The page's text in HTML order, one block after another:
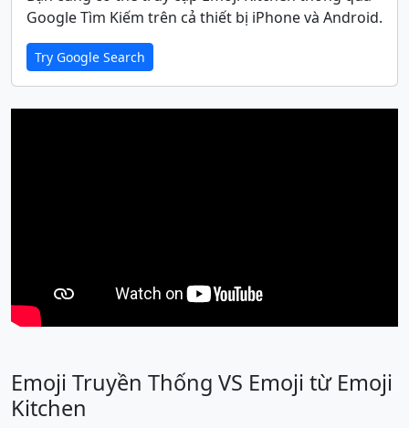
🦴
👀 👅
🩸
👶 🧒 👦 👧
🧑
🧓
👴 👵 🙍 🙍‍♂️
🙍‍♀️
🙎
🙎‍♂️ 🙎‍♀️ 🙅 🙅‍♂️
🙅‍♀️
Google Tìm Kiếm trên cả thiết bị iPhone và Android.
Try Google Search
Emoji Truyền Thống VS Emoji từ Emoji
Kitchen